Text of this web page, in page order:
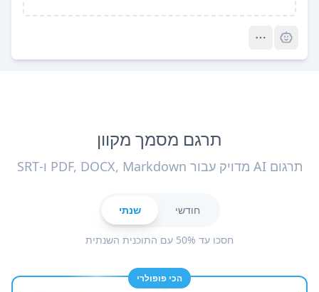
תרגם מסמך מקוון
תרגום AI מדויק עבור PDF, DOCX, Markdown ו-SRT
חודשי שנתי
חסכו עד 50% עם התוכנית השנתית
הכי פופולרי